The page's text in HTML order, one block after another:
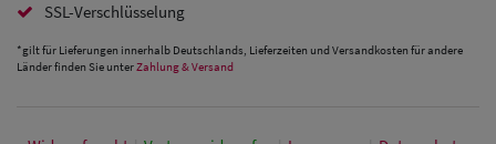
SSL-Verschlüsselung
*gilt für Lieferungen innerhalb Deutschlands, Lieferzeiten und Versandkosten für andere
Länder finden Sie unterZahlung & Versand